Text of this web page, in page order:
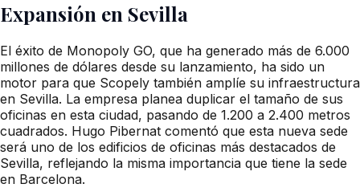
Expansión en Sevilla
El éxito de Monopoly GO, que ha generado más de 6.000
millones de dólares desde su lanzamiento, ha sido un
motor para que Scopely también amplíe su infraestructura
en Sevilla. La empresa planea duplicar el tamaño de sus
oficinas en esta ciudad, pasando de 1.200 a 2.400 metros
cuadrados. Hugo Pibernat comentó que esta nueva sede
será uno de los edificios de oficinas más destacados de
Sevilla, reflejando la misma importancia que tiene la sede
en Barcelona.